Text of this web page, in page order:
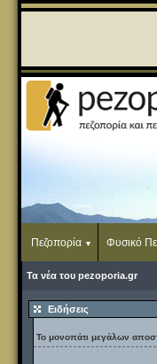
Πεζοπορία Φυσικό
Τα νέα του pezoporia.gr
Ειδήσεις
Το μονοπάτι μεγάλων